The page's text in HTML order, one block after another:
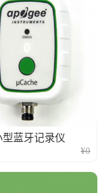
型蓝牙记录仪
¥0